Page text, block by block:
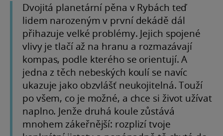
Dvojitá planetární pěna v Rybách teď
lidem narozeným v první dekádě dál
přihazuje velké problémy. Jejich spojené
vlivy je tlačí až na hranu a rozmazávají
kompas, podle kterého se orientují. A
jedna z těch nebeských koulí se navíc
ukazuje jako obzvlášť neukojitelná. Touží
po všem, co je možné, a chce si život užívat
naplno. Jenže druhá koule zůstává
mnohem zákeřnější: rozplizí tvoje